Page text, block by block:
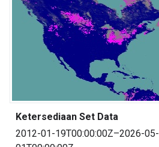
Ketersediaan Set Data
2012-01-19T00:00:00Z–2026-05-